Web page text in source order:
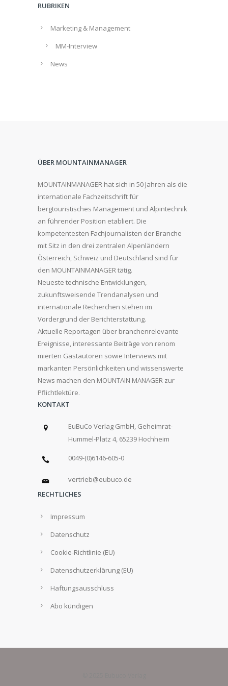
RUBRIKEN
Marketing & Management
MM-Interview
News
ÜBER MOUNTAINMANAGER
MOUNTAINMANAGER hat sich in 50 Jahren als die
internationale Fachzeitschrift für
bergtouristisches Management und Alpintechnik
an führender Position etabliert. Die
kompetentesten Fachjournalisten der Branche
mit Sitz in den drei zentralen Alpenländern
Österreich, Schweiz und Deutschland sind für
den MOUNTAINMANAGER tätig.
Neueste technische Entwicklungen,
zukunftsweisende Trendanalysen und
internationale Recherchen stehen im
Vordergrund der Berichterstattung.
Aktuelle Reportagen über branchenrelevante
Ereignisse, interessante Beiträge von renom
mierten Gastautoren sowie Interviews mit
markanten Persönlichkeiten und wissenswerte
News machen den MOUNTAIN MANAGER zur
Pflichtlektüre.
KONTAKT
EuBuCo Verlag GmbH, Geheimrat-
Hummel-Platz 4, 65239 Hochheim
0049-(0)6146-605-0
vertrieb@eubuco.de
RECHTLICHES
Impressum
Datenschutz
Cookie-Richtlinie (EU)
Datenschutzerklärung (EU)
Haftungsausschluss
Abo kündigen